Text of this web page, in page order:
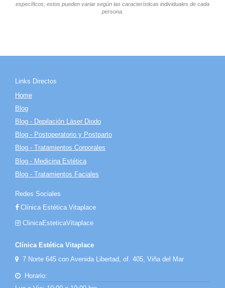
específicos; estos pueden variar según las características individuales de cada
persona.
Links Directos
Home
Blog
Blog - Depilación Láser Diodo
Blog - Postoperatorio y Postparto
Blog - Tratamientos Corporales
Blog - Medicina Estética
Blog - Tratamientos Faciales
Redes Sociales
Clínica Estética Vitaplace
ClinicaEsteticaVitaplace
Clínica Estética Vitaplace
7 Norte 645 con Avenida Libertad, of. 405, Viña del Mar
Horario: